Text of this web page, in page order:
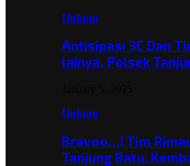
Hukum
Antisipasi 3C Dan
lainya, Polsek
Hukum
Bravoo…! Tim
Tanjung Batu,